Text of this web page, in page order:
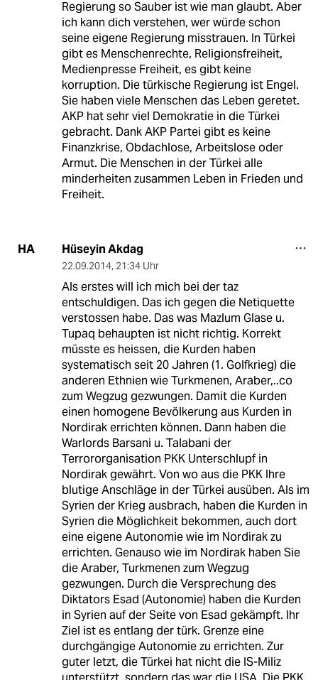
Regierung so Sauber ist wie man glaubt. Aber
ich kann dich verstehen, wer würde schon
seine eigene Regierung misstrauen. In Türkei
gibt es Menschenrechte, Religionsfreiheit,
Medienpresse Freiheit, es gibt keine
korruption. Die türkische Regierung ist Engel.
Sie haben viele Menschen das Leben geretet.
AKP hat sehr viel Demokratie in die Türkei
gebracht. Dank AKP Partei gibt es keine
Finanzkrise, Obdachlose, Arbeitslose oder
Armut. Die Menschen in der Türkei alle
minderheiten zusammen Leben in Frieden und
Freiheit.
HA Hüseyin Akdag
22.09.2014, 21:34 Uhr
Als erstes will ich mich bei der taz
entschuldigen. Das ich gegen die Netiquette
verstossen habe. Das was Mazlum Glase u.
Tupaq behaupten ist nicht richtig. Korrekt
müsste es heissen, die Kurden haben
systematisch seit 20 Jahren (1. Golfkrieg) die
anderen Ethnien wie Turkmenen, Araber,..co
zum Wegzug gezwungen. Damit die Kurden
einen homogene Bevölkerung aus Kurden in
Nordirak errichten können. Dann haben die
Warlords Barsani u. Talabani der
Terrororganisation PKK Unterschlupf in
Nordirak gewährt. Von wo aus die PKK Ihre
blutige Anschläge in der Türkei ausüben. Als im
Syrien der Krieg ausbrach, haben die Kurden in
Syrien die Möglichkeit bekommen, auch dort
eine eigene Autonomie wie im Nordirak zu
errichten. Genauso wie im Nordirak haben Sie
die Araber, Turkmenen zum Wegzug
gezwungen. Durch die Versprechung des
Diktators Esad (Autonomie) haben die Kurden
in Syrien auf der Seite von Esad gekämpft. Ihr
Ziel ist es entlang der türk. Grenze eine
durchgängige Autonomie zu errichten. Zur
guter letzt, die Türkei hat nicht die IS-Miliz